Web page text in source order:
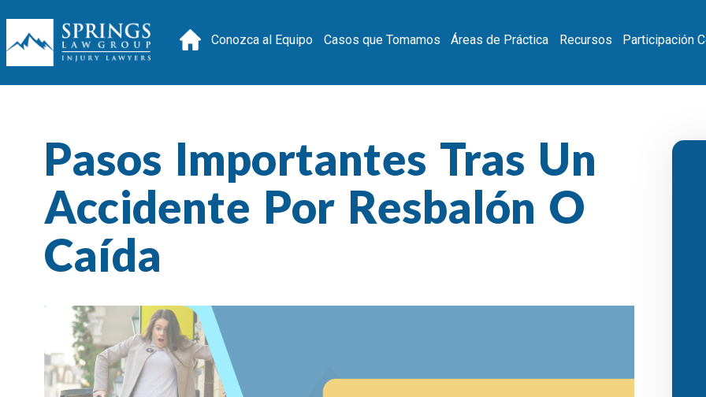
Conozca al Equipo Casos que Tomamos Áreas de Práctica Recursos Participación
Pasos Importantes Tras Un
Accidente Por Resbalón O
Caída